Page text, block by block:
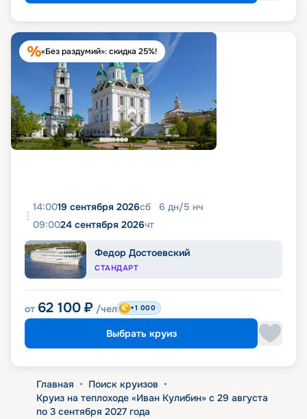
«Без раздумий»: скидка 25%!
14:0019 сентября 2026сб 6 дн/5 нч
09:0024 сентября 2026чт
Федор Достоевский
СТАНДАРТ
от 62 100 ₽ /чел +1 000
Выбрать круиз
Главная • Поиск круизов •
Круиз на теплоходе «Иван Кулибин» с 29 августа
по 3 сентября 2027 года